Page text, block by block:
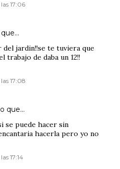
17:06
del jardin!!se te tuviera que
trabajo de daba un 12!!
17:08
que…
se puede hacer sin
hacerla pero yo no
17:14